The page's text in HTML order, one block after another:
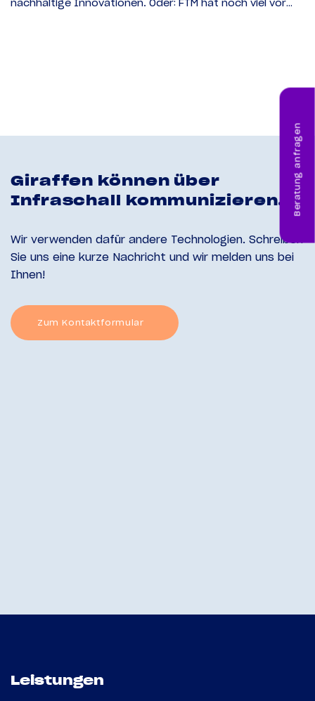
Beratung anfragen
nachhaltige Innovationen. Oder: FTM hat noch viel vor…
Giraffen können über
Infraschall kommunizieren.
Wir verwenden dafür andere Technologien. Schreiben
Sie uns eine kurze Nachricht und wir melden uns bei
Ihnen!
Zum Kontaktformular
Leistungen